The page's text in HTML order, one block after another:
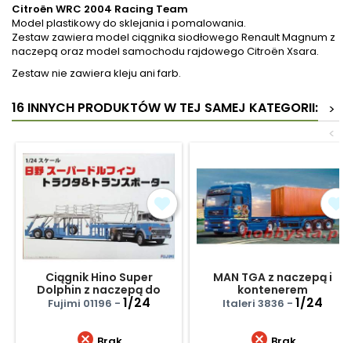
Citroën WRC 2004 Racing Team
Model plastikowy do sklejania i pomalowania.
Zestaw zawiera model ciągnika siodłowego Renault Magnum z
naczepą oraz model samochodu rajdowego Citroën Xsara.
Zestaw nie zawiera kleju ani farb.
16 INNYCH PRODUKTÓW W TEJ SAMEJ KATEGORII:
>
<
Ciągnik Hino Super
Dolphin z naczepą do
przewozu samochodów
Fujimi 01196 - 1/24

MAN TGA z naczepą i
kontenerem
Italeri 3836 - 1/24
